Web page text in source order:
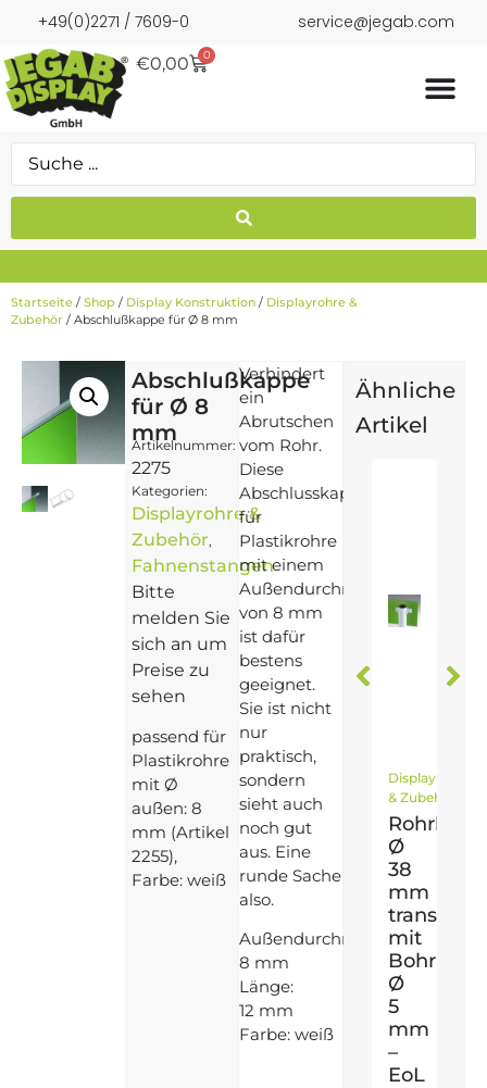
+49(0)2271 / 7609-0 service@jegab.com
€0,00 0
Startseite / Shop / Display Konstruktion / Displayrohre &
Zubehör / Abschlußkappe für Ø 8 mm
Abschlußkappe
für Ø 8
mm
Artikelnummer:
2275
Kategorien:
Displayrohre &
Zubehör,
Fahnenstangen
Bitte
melden Sie
sich an um
Preise zu
sehen
passend für
Plastikrohre
mit Ø
außen: 8
mm (Artikel
2255),
Farbe: weiß
Verhindert
ein
Abrutschen
vom Rohr.
Diese
Abschlusskappe
für
Plastikrohre
mit einem
Außendurchmesser
von 8 mm
ist dafür
bestens
geeignet.
Sie ist nicht
nur
praktisch,
sondern
sieht auch
noch gut
aus. Eine
runde Sache
also.
Außendurchmesser:
8 mm
Länge:
12 mm
Farbe: weiß
Ähnliche
Artikel
Displayrohre
& Zubehör
Ø
38
mm
mit
Bohrloch
Ø
5
mm
–
EoL